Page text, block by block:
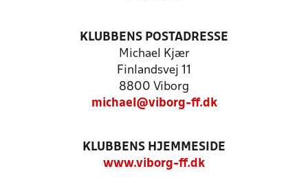
KLUBBENS POSTADRESSE
Michael Kjær
Finlandsvej 11
8800 Viborg
michael@viborg-ff.dk
KLUBBENS HJEMMESIDE
www.viborg-ff.dk